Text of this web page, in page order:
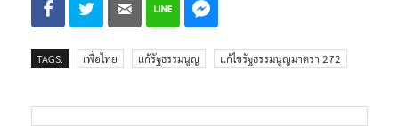
TAGS: เพื่อไทย แก้รัฐธรรมนูญ แก้ไขรัฐธรรมนูญมาตรา 272